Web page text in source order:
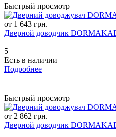
Быстрый просмотр
от 1 643 грн.
Дверной доводчик
5
Есть в наличии
Подробнее
Быстрый просмотр
от 2 862 грн.
Дверной доводчик